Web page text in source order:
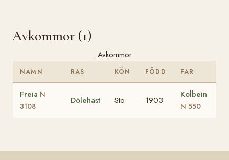
Avkommor (1)
Avkommor
NAMN RAS KÖN FÖDD FAR
Freia N
3108
Dölehäst Sto 1903
Kolbein
N 550